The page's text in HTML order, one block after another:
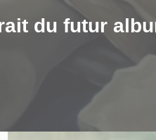
du futur